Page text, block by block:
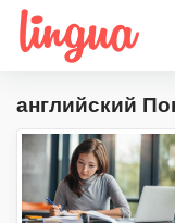
английский